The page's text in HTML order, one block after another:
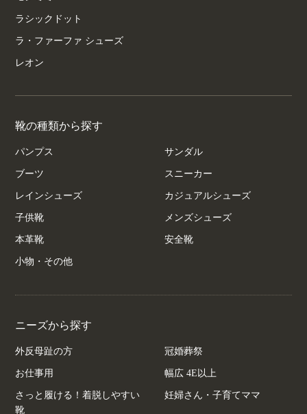
ラシックドット
ラ・ファーファ シューズ
レオン
靴の種類から探す
パンプス サンダル
ブーツ スニーカー
レインシューズ カジュアルシューズ
子供靴 メンズシューズ
本革靴 安全靴
小物・その他
ニーズから探す
外反母趾の方 冠婚葬祭
お仕事用 幅広 4E以上
さっと履ける！着脱しやすい
靴
妊婦さん・子育てママ